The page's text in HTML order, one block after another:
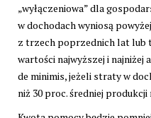
„wyłączeniowa” dla
w dochodach wyniosą
z trzech poprzednich lat lub
wartości najwyższej i najniżej
de minimis, jeżeli straty w
niż 30 proc. średniej